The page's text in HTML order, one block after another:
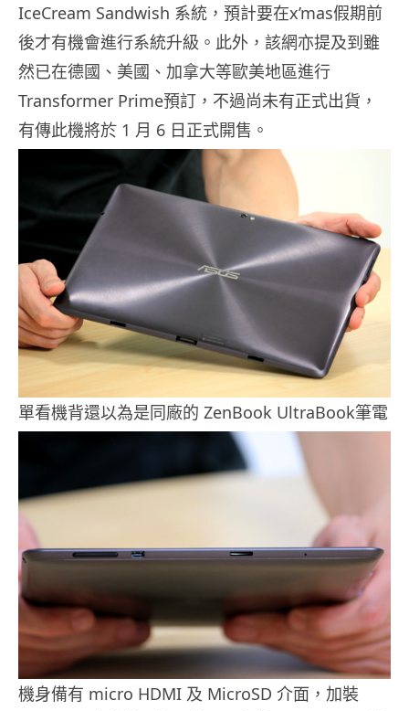
IceCream Sandwish 系統，預計要在x’mas假期前
後才有機會進行系統升級。此外，該網亦提及到雖
然已在德國、美國、加拿大等歐美地區進行
Transformer Prime預訂，不過尚未有正式出貨，
有傳此機將於 1 月 6 日正式開售。
單看機背還以為是同廠的 ZenBook UltraBook筆電
機身備有 micro HDMI 及 MicroSD 介面，加裝